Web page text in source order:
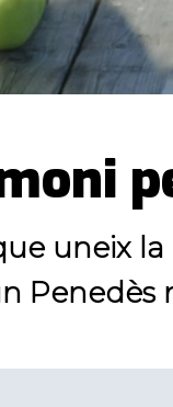
uneix
Penedès